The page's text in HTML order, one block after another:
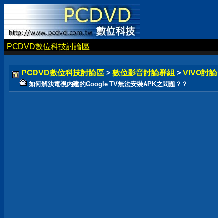
PCDVD數位科技討論區
PCDVD數位科技討論區 > 數位影音討論群組 > VIVO討
如何解決電視内建的Google TV無法安裝APK之問題？？